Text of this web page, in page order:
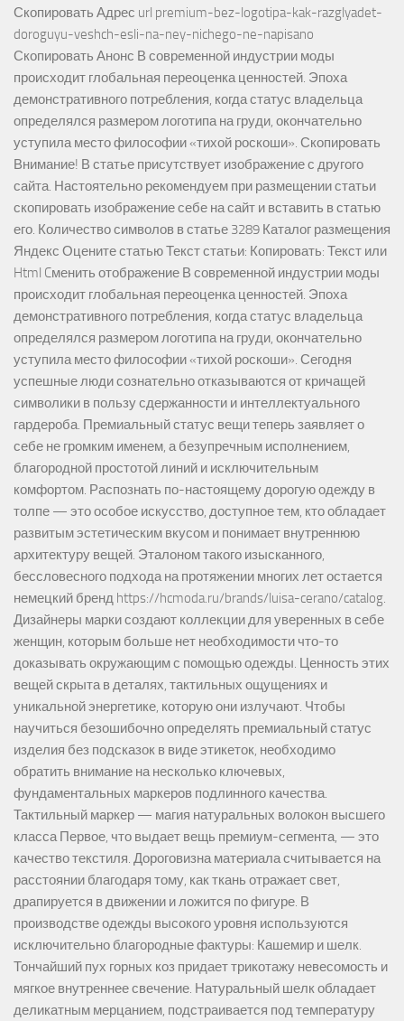
Скопировать Адрес url premium-bez-logotipa-kak-razglyadet-
doroguyu-veshch-esli-na-ney-nichego-ne-napisano
Скопировать Анонс В современной индустрии моды
происходит глобальная переоценка ценностей. Эпоха
демонстративного потребления, когда статус владельца
определялся размером логотипа на груди, окончательно
уступила место философии «тихой роскоши». Скопировать
Внимание! В статье присутствует изображение с другого
сайта. Настоятельно рекомендуем при размещении статьи
скопировать изображение себе на сайт и вставить в статью
его. Количество символов в статье 3289 Каталог размещения
Яндекс Оцените статью Текст статьи: Копировать: Текст или
Html Cменить отображение В современной индустрии моды
происходит глобальная переоценка ценностей. Эпоха
демонстративного потребления, когда статус владельца
определялся размером логотипа на груди, окончательно
уступила место философии «тихой роскоши». Сегодня
успешные люди сознательно отказываются от кричащей
символики в пользу сдержанности и интеллектуального
гардероба. Премиальный статус вещи теперь заявляет о
себе не громким именем, а безупречным исполнением,
благородной простотой линий и исключительным
комфортом. Распознать по-настоящему дорогую одежду в
толпе — это особое искусство, доступное тем, кто обладает
развитым эстетическим вкусом и понимает внутреннюю
архитектуру вещей. Эталоном такого изысканного,
бессловесного подхода на протяжении многих лет остается
немецкий бренд https://hcmoda.ru/brands/luisa-cerano/catalog.
Дизайнеры марки создают коллекции для уверенных в себе
женщин, которым больше нет необходимости что-то
доказывать окружающим с помощью одежды. Ценность этих
вещей скрыта в деталях, тактильных ощущениях и
уникальной энергетике, которую они излучают. Чтобы
научиться безошибочно определять премиальный статус
изделия без подсказок в виде этикеток, необходимо
обратить внимание на несколько ключевых,
фундаментальных маркеров подлинного качества.
Тактильный маркер — магия натуральных волокон высшего
класса Первое, что выдает вещь премиум-сегмента, — это
качество текстиля. Дороговизна материала считывается на
расстоянии благодаря тому, как ткань отражает свет,
драпируется в движении и ложится по фигуре. В
производстве одежды высокого уровня используются
исключительно благородные фактуры: Кашемир и шелк.
Тончайший пух горных коз придает трикотажу невесомость и
мягкое внутреннее свечение. Натуральный шелк обладает
деликатным мерцанием, подстраивается под температуру